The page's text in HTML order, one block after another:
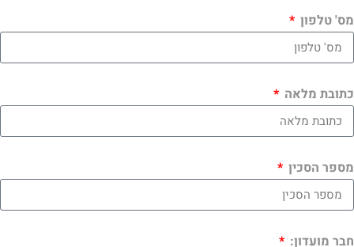
מס' טלפון
כתובת מלאה
מספר הסכין
חבר מועדון: